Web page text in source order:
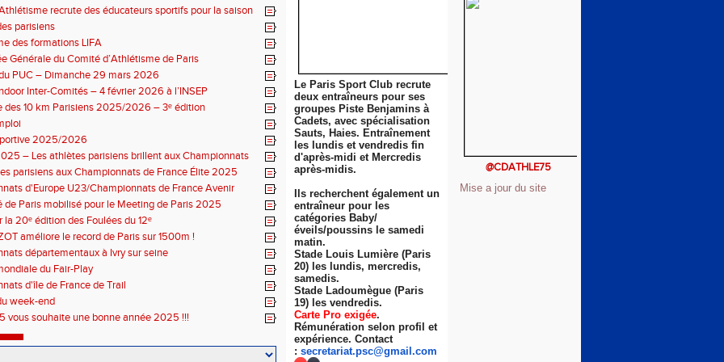
recrute des éducateurs sportifs pour la saison
! parisiens
des formations LIFA
Générale du Comité d’Athlétisme de Paris
PUC – Dimanche 29 mars 2026
Inter-Comités – 4 février 2026 à l’INSEP
des 10 km Parisiens 2025/2026 – 3ᵉ édition
2025/2026
– Les athlètes parisiens brillent aux Championnats
Éliteparisiens aux Championnats de France Élite 2025
d'Europe U23/Championnats de France Avenir
de Paris mobilisé pour le Meeting de Paris 2025
la 20ᵉ édition des Foulées du 12ᵉ
améliore le record de Paris sur 1500m !
départementaux à Ivry sur seine
du Fair-Play
d'île de France de Trail
week-end
vous souhaite une bonne année 2025 !!!
Le Paris Sport Club recrute
deux entraîneurs pour ses
groupes Piste Benjamins à
Cadets, avec spécialisation
Sauts, Haies. Entraînement
les lundis et vendredis fin
d'après-midi et Mercredis
après-midis.
Ils recherchent également un
entraîneur pour les
catégories Baby/
éveils/poussins le samedi
matin.
Stade Louis Lumière (Paris
20) les lundis, mercredis,
samedis.
Stade Ladoumègue (Paris
19) les vendredis.
Carte Pro exigée.
Rémunération selon profil et
expérience. Contact
: secretariat.psc@gmail.com
@CDATHLE75
Mise a jour du site